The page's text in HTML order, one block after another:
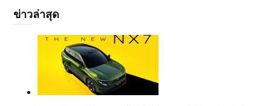
ข่าวล่าสุด